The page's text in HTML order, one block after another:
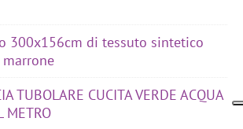
300x156cm di tessuto sintetico
marrone
TUBOLARE CUCITA VERDE ACQUA
METRO